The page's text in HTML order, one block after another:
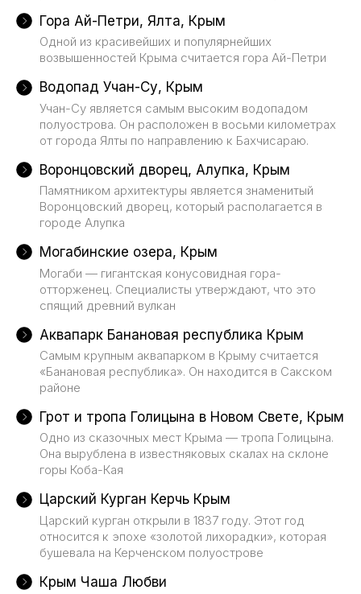
Гора Ай-Петри, Ялта, Крым
Одной из красивейших и популярнейших
возвышенностей Крыма считается гора Ай-Петри
Водопад Учан-Су, Крым
Учан-Су является самым высоким водопадом
полуострова. Он расположен в восьми километрах
от города Ялты по направлению к Бахчисараю.
Воронцовский дворец, Алупка, Крым
Памятником архитектуры является знаменитый
Воронцовский дворец, который располагается в
городе Алупка
Могабинские озера, Крым
Могаби — гигантская конусовидная гора-
отторженец. Специалисты утверждают, что это
спящий древний вулкан
Аквапарк Банановая республика Крым
Самым крупным аквапарком в Крыму считается
«Банановая республика». Он находится в Сакском
районе
Грот и тропа Голицына в Новом Свете, Крым
Одно из сказочных мест Крыма — тропа Голицына.
Она вырублена в известняковых скалах на склоне
горы Коба-Кая
Царский Курган Керчь Крым
Царский курган открыли в 1837 году. Этот год
относится к эпохе «золотой лихорадки», которая
бушевала на Керченском полуострове
Крым Чаша Любви